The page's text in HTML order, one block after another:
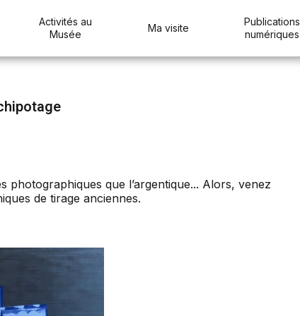
Activités au
Musée
Ma visite
Publications
numériques
photographiques que l’argentique... Alors, venez
de tirage anciennes.